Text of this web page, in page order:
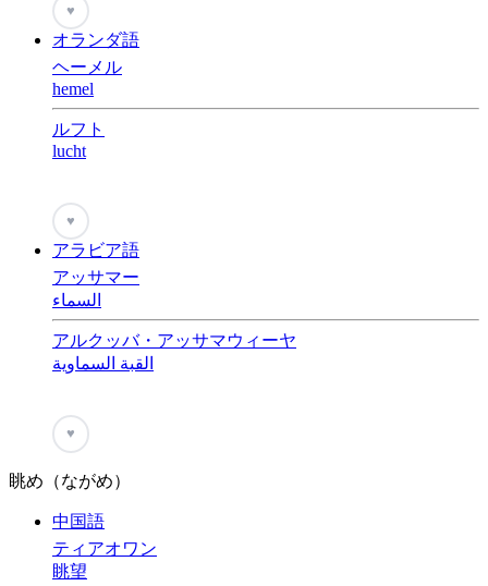
♥
オランダ語
ヘーメル
hemel
ルフト
lucht
♥
アラビア語
アッサマー
السماء
アルクッバ・アッサマウィーヤ
القبة السماوية
♥
眺め（ながめ）
中国語
ティアオワン
眺望